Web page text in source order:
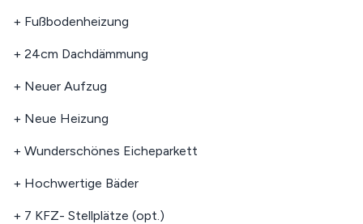
+ Fußbodenheizung
+ 24cm Dachdämmung
+ Neuer Aufzug
+ Neue Heizung
+ Wunderschönes Eicheparkett
+ Hochwertige Bäder
+ 7 KFZ- Stellplätze (opt.)